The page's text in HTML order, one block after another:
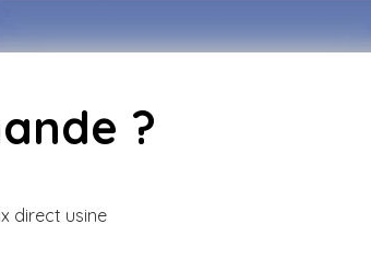
?
direct usine